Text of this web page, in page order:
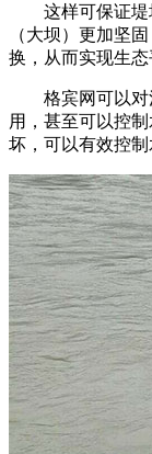
这样可保证
（大坝）更加坚
换，从而实现生态
格宾网可以
用，甚至可以控
坏，可以有效控制